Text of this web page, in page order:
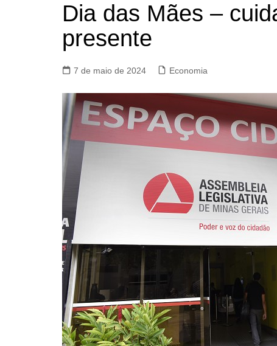
Dia das Mães –
presente
7 de maio de 2024 Economia